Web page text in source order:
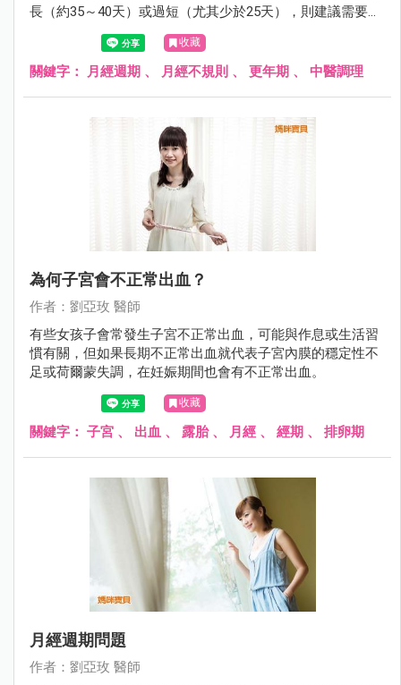
長（約35～40天）或過短（尤其少於25天），則建議需要積
收藏
關鍵字： 月經週期 、 月經不規則 、 更年期 、 中醫調理
為何子宮會不正常出血？
作者：劉亞玫 醫師
有些女孩子會常發生子宮不正常出血，可能與作息或生活習
慣有關，但如果長期不正常出血就代表子宮內膜的穩定性不
足或荷爾蒙失調，在妊娠期間也會有不正常出血。
收藏
關鍵字： 子宮 、 出血 、 露胎、 月經 、 經期 、 排卵期
月經週期問題
作者：劉亞玫 醫師